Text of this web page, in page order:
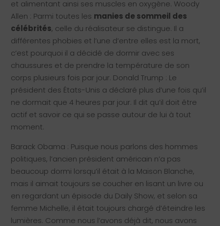
et alimentant ainsi ses muscles en oxygène. Woody
Allen : Parmi toutes les manies de sommeil des
célébrités, celle du réalisateur se distingue. Il a
différentes phobies et l’une d’entre elles est la mort,
c’est pourquoi il a décidé de dormir avec ses
chaussures et de prendre la température de son
corps plusieurs fois par jour. Donald Trump : Le
président des États-Unis a déclaré plus d’une fois qu’il
ne dormait que 4 heures par jour. Il dit qu’il doit être
actif et savoir ce qui se passe autour de lui à tout
moment.
Barack Obama : Puisque nous parlons des hommes
politiques, l’ancien président américain n’a pas
beaucoup dormi lorsqu’il était à la Maison Blanche,
mais il aimait toujours se coucher en lisant un livre ou
en regardant un épisode du Daily Show, et selon sa
femme Michelle, il était toujours chargé d’éteindre les
lumières. Comme nous l’avons déjà dit, nous avons